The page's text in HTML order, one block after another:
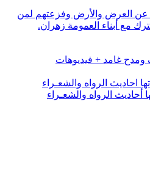
عن العرض والأرض وفزعتهم لمن
مع أبناء العمومة زهران.
غامد + فيديوهات
أحاديث الرواه والشعـراء